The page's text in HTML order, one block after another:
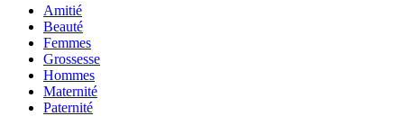
Amitié
Beauté
Femmes
Grossesse
Hommes
Maternité
Paternité